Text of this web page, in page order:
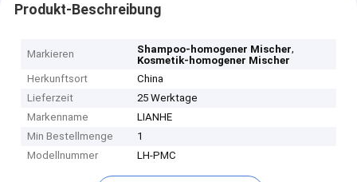
Produkt-Beschreibung
Markieren Shampoo-homogener Mischer,
Kosmetik-homogener Mischer
Herkunftsort
China
Lieferzeit
25 Werktage
Markenname
LIANHE
Min Bestellmenge
1
Modellnummer
LH-PMC